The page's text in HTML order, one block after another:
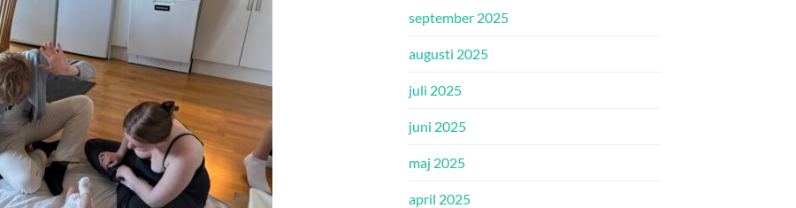
september 2025
augusti 2025
juli 2025
juni 2025
maj 2025
april 2025